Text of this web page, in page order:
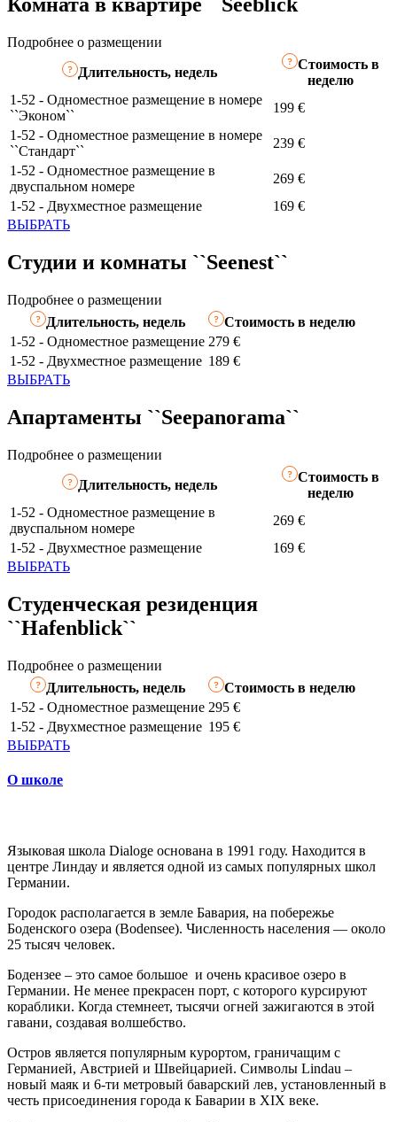
Комната в квартире ``Seeblick``
Подробнее о размещении
Длительность, недель
Стоимость в
неделю
1-52 - Одноместное размещение в номере
``Эконом``
199 €
1-52 - Одноместное размещение в номере
``Стандарт``
239 €
1-52 - Одноместное размещение в
двуспальном номере
269 €
1-52 - Двухместное размещение
169 €
ВЫБРАТЬ
Студии и комнаты ``Seenest``
Подробнее о размещении
Длительность, недель
Стоимость в неделю
1-52 - Одноместное размещение 279 €
1-52 - Двухместное размещение 189 €
ВЫБРАТЬ
Апартаменты ``Seepanorama``
Подробнее о размещении
Длительность, недель
Стоимость в
неделю
1-52 - Одноместное размещение в
двуспальном номере
269 €
1-52 - Двухместное размещение
169 €
ВЫБРАТЬ
Студенческая резиденция
``Hafenblick``
Подробнее о размещении
Длительность, недель
Стоимость в неделю
1-52 - Одноместное размещение 295 €
1-52 - Двухместное размещение 195 €
ВЫБРАТЬ
О школе
Языковая школа Dialoge основана в 1991 году. Находится в
центре Линдау и является одной из самых популярных школ
Германии.
Городок располагается в земле Бавария, на побережье
Боденского озера (Bodensee). Численность населения — около
25 тысяч человек.
Бодензее – это самое большое и очень красивое озеро в
Германии. Не менее прекрасен порт, с которого курсируют
кораблики. Когда стемнеет, тысячи огней зажигаются в этой
гавани, создавая волшебство.
Остров является популярным курортом, граничащим с
Германией, Австрией и Швейцарией. Символы Lindau –
новый маяк и 6-ти метровый баварский лев, установленный в
честь присоединения города к Баварии в ХІХ веке.